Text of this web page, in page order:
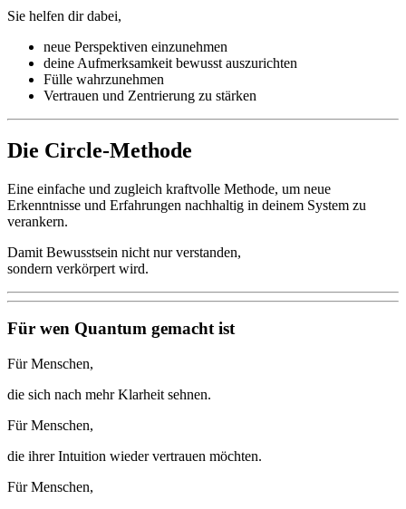
Sie helfen dir dabei,
neue Perspektiven einzunehmen
deine Aufmerksamkeit bewusst auszurichten
Fülle wahrzunehmen
Vertrauen und Zentrierung zu stärken
Die Circle-Methode
Eine einfache und zugleich kraftvolle Methode, um neue
Erkenntnisse und Erfahrungen nachhaltig in deinem System zu
verankern.
Damit Bewusstsein nicht nur verstanden,
sondern verkörpert wird.
Für wen Quantum gemacht ist
Für Menschen,
die sich nach mehr Klarheit sehnen.
Für Menschen,
die ihrer Intuition wieder vertrauen möchten.
Für Menschen,